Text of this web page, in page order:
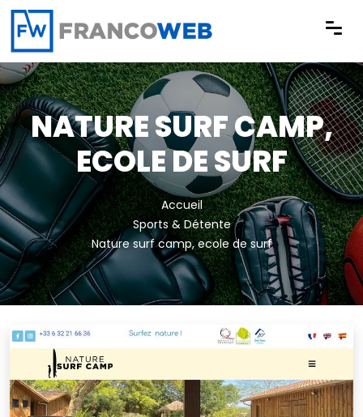
Panneau de gestion des cookies
NATURE SURF CAMP,
ECOLE DE SURF
Accueil
Sports & Détente
Nature surf camp, ecole de surf